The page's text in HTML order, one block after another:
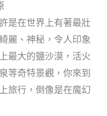
是在世界上有著最壯
麗、神秘，令人印象
最大的鹽沙漠，活火
等奇特景觀，你來到
旅行，倒像是在魔幻